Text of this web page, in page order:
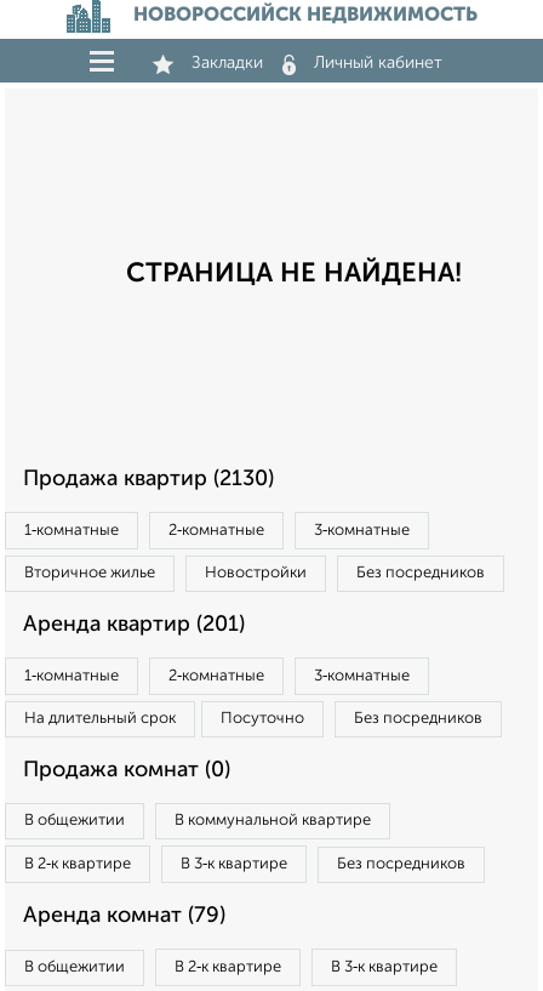
НОВОРОССИЙСК НЕДВИЖИМОСТЬ
Закладки Личный кабинет
СТРАНИЦА НЕ НАЙДЕНА!
Продажа квартир (2130)
1‑комнатные 2‑комнатные 3‑комнатные
Вторичное жилье Новостройки Без посредников
Аренда квартир (201)
1‑комнатные 2‑комнатные 3‑комнатные
На длительный срок Посуточно Без посредников
Продажа комнат (0)
В общежитии В коммунальной квартире
В 2‑к квартире В 3‑к квартире Без посредников
Аренда комнат (79)
В общежитии В 2‑к квартире В 3‑к квартире